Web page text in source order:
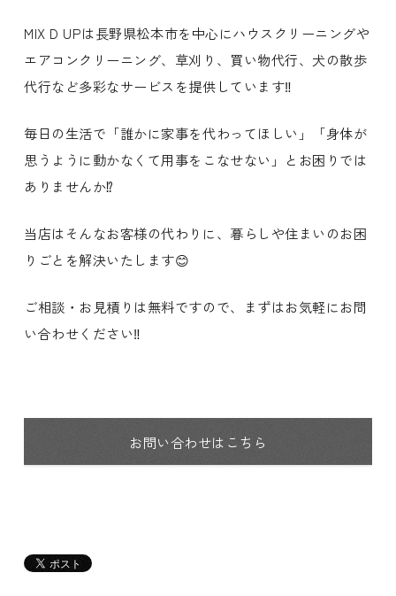
MIX D UPは長野県松本市を中心にハウスクリーニングや
エアコンクリーニング、草刈り、買い物代行、犬の散歩
代行など多彩なサービスを提供しています‼️
毎日の生活で「誰かに家事を代わってほしい」「身体が
思うように動かなくて用事をこなせない」とお困りでは
ありませんか⁉️
当店はそんなお客様の代わりに、暮らしや住まいのお困
りごとを解決いたします😊
ご相談・お見積りは無料ですので、まずはお気軽にお問
い合わせください‼️
お問い合わせはこちら